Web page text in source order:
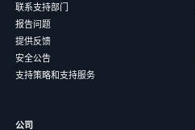
联系支持部门
报告问题
提供反馈
安全公告
支持策略和支持服务
公司